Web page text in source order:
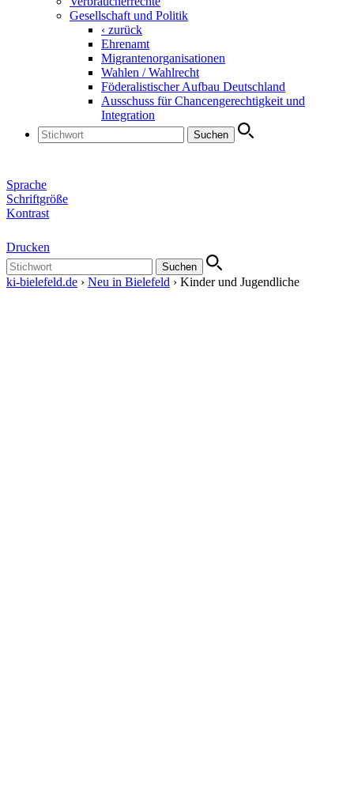
Gesellschaft und Politik
‹ zurück
Ehrenamt
Migrantenorganisationen
Wahlen / Wahlrecht
Föderalistischer Aufbau Deutschland
Ausschuss für Chancengerechtigkeit und
Integration
Sprache
Schrift­größe
Kontrast
Drucken
ki-bielefeld.de › Neu in Bielefeld › Kinder und Jugendliche